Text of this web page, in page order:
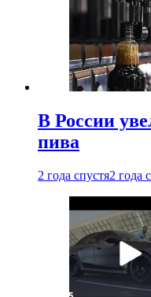
В России
пива
2 года спустя2 года